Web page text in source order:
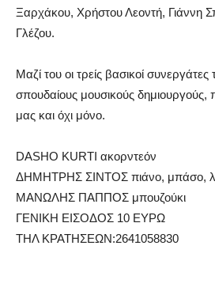
Ξαρχάκου, Χρήστου Λεοντή, Γιάννη
Γλέζου.
Μαζί του οι τρείς βασικοί
σπουδαίους μουσικούς
μας και όχι μόνο.
DASHO KURTI ακορντεόν
ΔΗΜΗΤΡΗΣ ΣΙΝΤΟΣ πιάνο, μπάσο,
ΜΑΝΩΛΗΣ ΠΑΠΠΟΣ μπουζούκι
ΓΕΝΙΚΗ ΕΙΣΟΔΟΣ 10 ΕΥΡΩ
ΤΗΛ ΚΡΑΤΗΣΕΩΝ:2641058830